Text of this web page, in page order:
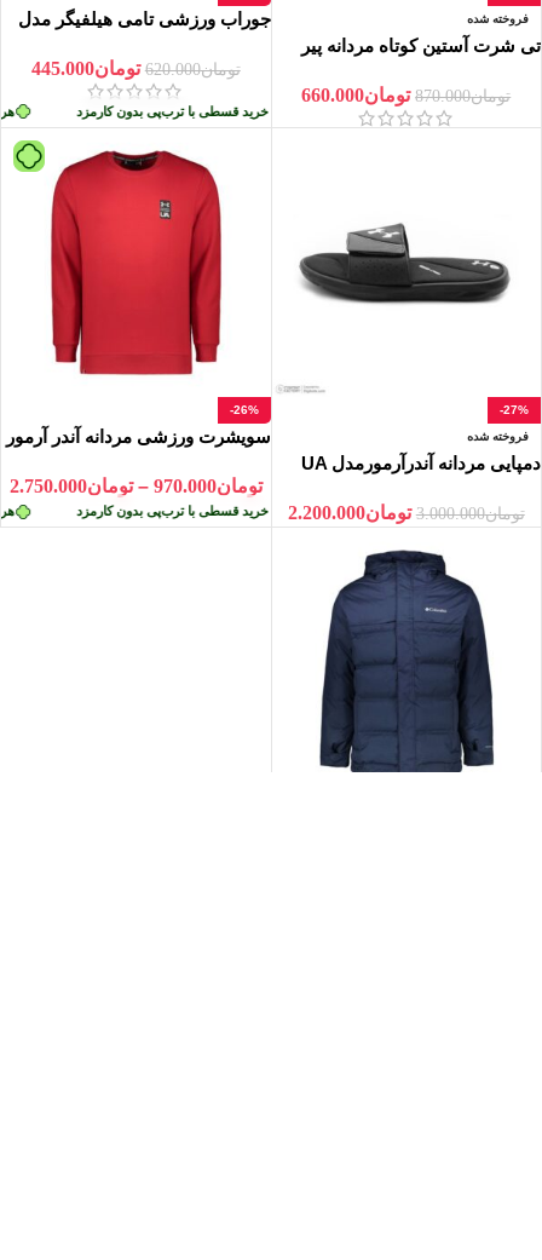
فروخته شده
تی شرت آستین کوتاه مردانه پیر
تومان870.000 تومان660.000
هر هر قسطتومان خرید قسطی با ترب‌پی بدون کارمزد کارمزد
جوراب ورزشی تامی هیلفیگر مدل
تومان620.000 تومان445.000
-27%
فروخته شده
دمپایی مردانه آندرآرمورمدل UA
تومان3.000.000 تومان2.200.000 هر هر قسط تومان687.500 خرید قسطی با ترب‌پی بدون کارمزد کارمزد
-26%
سویشرت ورزشی مردانه آندر آرمور
تومان970.000
– تومان2.750.000